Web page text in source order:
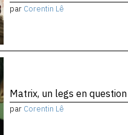
par Corentin Lê
Matrix, un legs en question
par Corentin Lê